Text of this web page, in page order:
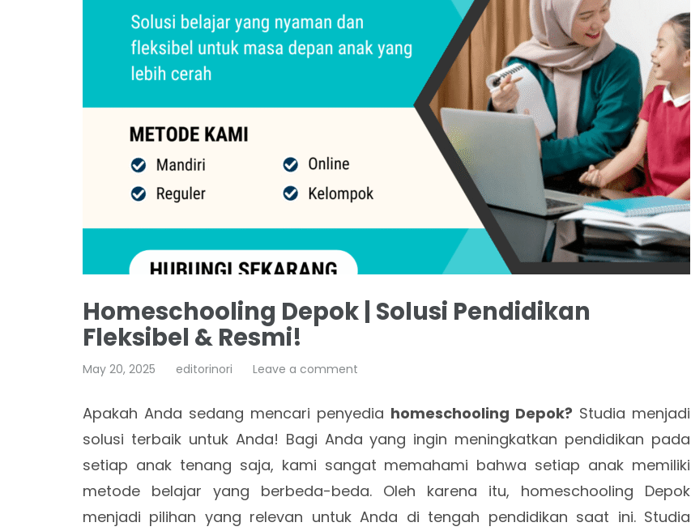
Homeschooling Depok | Solusi Pendidikan
Fleksibel & Resmi!
May 20, 2025 editorinori Leave a comment
Apakah Anda sedang mencari penyedia homeschooling Depok? Studia menjadi
solusi terbaik untuk Anda! Bagi Anda yang ingin meningkatkan pendidikan pada
setiap anak tenang saja, kami sangat memahami bahwa setiap anak memiliki
metode belajar yang berbeda-beda. Oleh karena itu, homeschooling Depok
menjadi pilihan yang relevan untuk Anda di tengah pendidikan saat ini. Studia